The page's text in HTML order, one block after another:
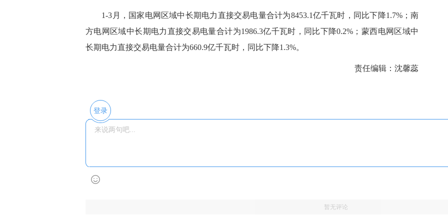
1-3月，国家电网区域中长期电力直接交易电量合计为8453.1亿千瓦时，同比下降1.7%；南
方电网区域中长期电力直接交易电量合计为1986.3亿千瓦时，同比下降0.2%； 蒙西电网 区域中
长期电力直接交易电量合计为660.9亿千瓦时，同比下降1.3%。
责任编辑：沈馨蕊
登录
暂无评论